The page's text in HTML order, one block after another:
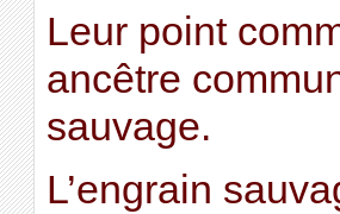
Leur point
ancêtre
sauvage.
L’engrain